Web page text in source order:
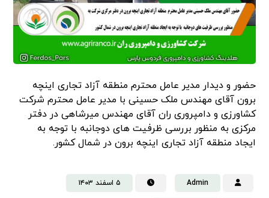
حضور و دیدار مدیر عامل محترم منطقه آزاد تجاری اینچه
برون آقای مهندس ملک حسینی با مدیر عامل محترم شرکت
کشاورزی و دامپروری ران آقای مهندس میرشاهی در دفتر
مرکزی به منظور بررسی ظرفیت های دوجانبه با توجه به
ایجاد منطقه آزاد تجاری اینچه برون در شمال کشور.
Admin ۵ اسفند ۱۴۰۳